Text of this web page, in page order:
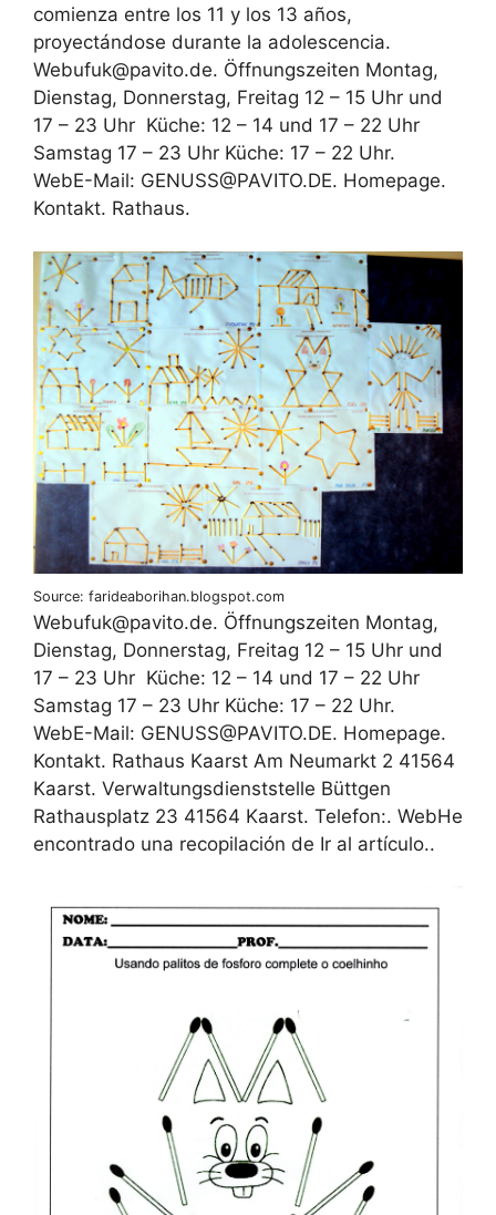
comienza entre los 11 y los 13 años,
proyectándose durante la adolescencia.
Web‍ufuk@pavito.de. Öffnungszeiten Montag,
Dienstag, Donnerstag, Freitag 12 – 15 Uhr und
17 – 23 Uhr ‍ Küche: 12 – 14 und 17 – 22 Uhr ‍
‍Samstag 17 – 23 Uhr Küche: 17 – 22 Uhr.
WebE-Mail: GENUSS@PAVITO.DE. Homepage.
Kontakt. Rathaus.
Source: farideaborihan.blogspot.com
Web‍ufuk@pavito.de. Öffnungszeiten Montag,
Dienstag, Donnerstag, Freitag 12 – 15 Uhr und
17 – 23 Uhr ‍ Küche: 12 – 14 und 17 – 22 Uhr ‍
‍Samstag 17 – 23 Uhr Küche: 17 – 22 Uhr.
WebE-Mail: GENUSS@PAVITO.DE. Homepage.
Kontakt. Rathaus Kaarst Am Neumarkt 2 41564
Kaarst. Verwaltungsdienststelle Büttgen
Rathausplatz 23 41564 Kaarst. Telefon:. WebHe
encontrado una recopilación de Ir al artículo..